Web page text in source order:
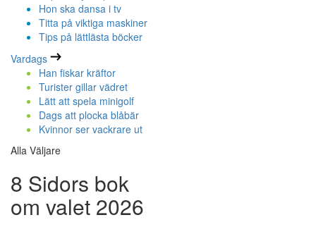
Hon ska dansa i tv
Titta på viktiga maskiner
Tips på lättlästa böcker
Vardags
Han fiskar kräftor
Turister gillar vädret
Lätt att spela minigolf
Dags att plocka blåbär
Kvinnor ser vackrare ut
Alla Väljare
8 Sidors bok
om valet 2026